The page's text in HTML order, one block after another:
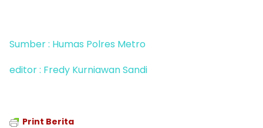
Sumber : Humas Polres Metro
editor : Fredy Kurniawan Sandi
Print Berita